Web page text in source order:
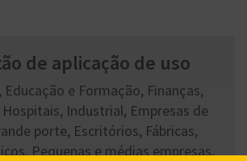
de aplicação de uso
e Formação, Finanças,
Hospitais, Industrial, Empresas de
porte, Escritórios, Fábricas,
Pequenas e médias empresas,